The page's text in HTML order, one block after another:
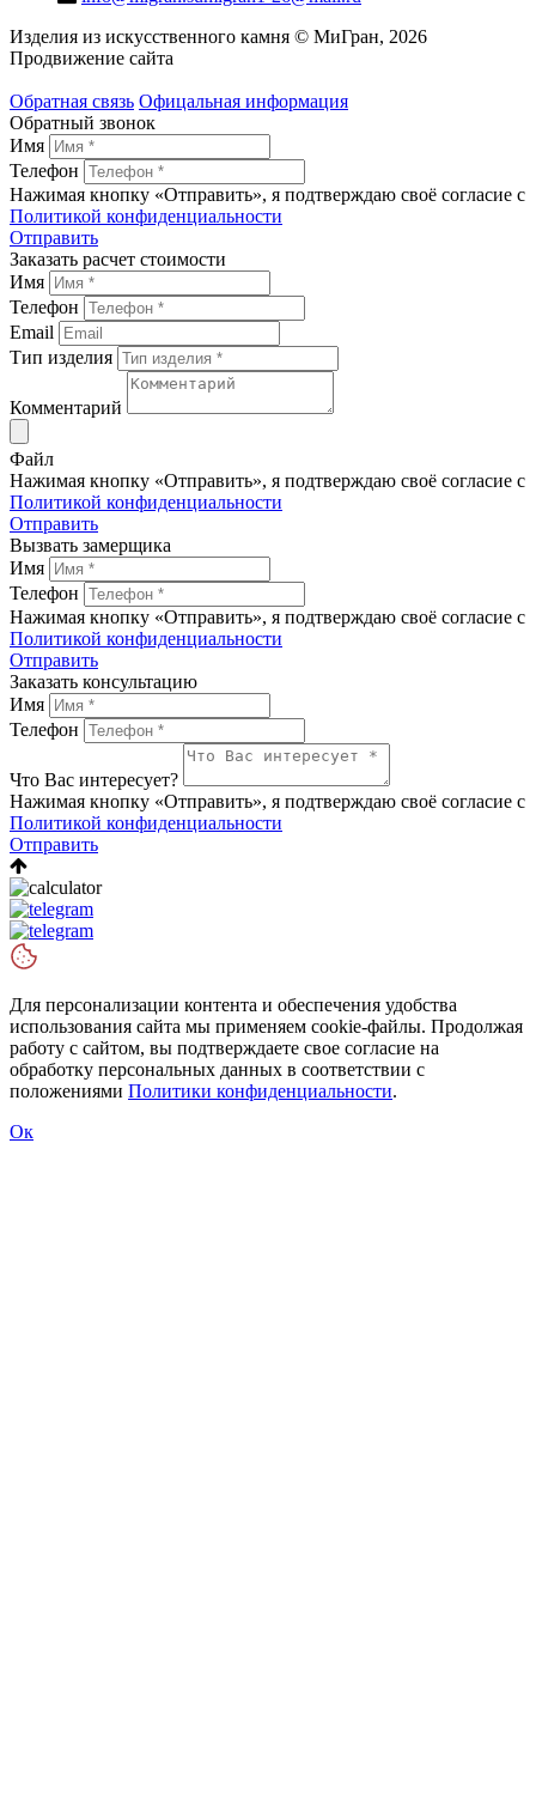
Изделия из искусственного камня © МиГран, 2026
Продвижение сайта
Обратная связь Офицальная информация
Обратный звонок
Имя
Телефон
Нажимая кнопку «Отправить», я подтверждаю своё согласие с
Политикой конфиденциальности
Отправить
Заказать расчет стоимости
Имя
Телефон
Email
Тип изделия
Комментарий
Файл
Нажимая кнопку «Отправить», я подтверждаю своё согласие с
Политикой конфиденциальности
Отправить
Вызвать замерщика
Имя
Телефон
Нажимая кнопку «Отправить», я подтверждаю своё согласие с
Политикой конфиденциальности
Отправить
Заказать консультацию
Имя
Телефон
Что Вас интересует?
Нажимая кнопку «Отправить», я подтверждаю своё согласие с
Политикой конфиденциальности
Отправить
Для персонализации контента и обеспечения удобства
использования сайта мы применяем cookie-файлы. Продолжая
работу с сайтом, вы подтверждаете свое согласие на
обработку персональных данных в соответствии с
положениями Политики конфиденциальности.
Ок